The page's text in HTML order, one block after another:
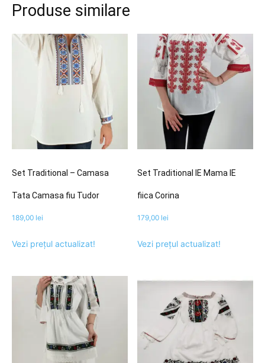
Produse similare
Set Traditional – Camasa
Tata Camasa fiu Tudor
189,00 lei
Vezi prețul actualizat!
Set Traditional IE Mama IE
fiica Corina
179,00 lei
Vezi prețul actualizat!